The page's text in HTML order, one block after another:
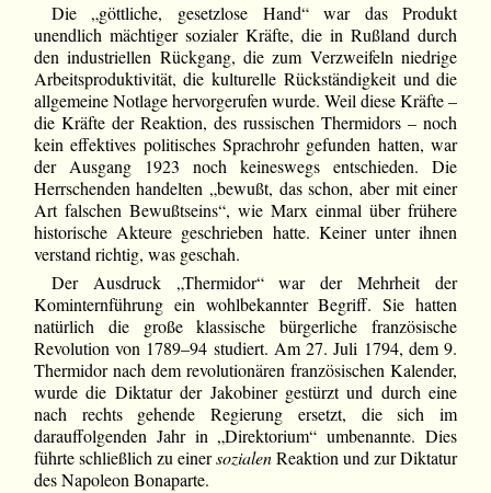
Die „göttliche, gesetzlose Hand“ war das Produkt
unendlich mächtiger sozialer Kräfte, die in Rußland durch
den industriellen Rückgang, die zum Verzweifeln niedrige
Arbeitsproduktivität, die kulturelle Rückständigkeit und die
allgemeine Notlage hervorgerufen wurde. Weil diese Kräfte –
die Kräfte der Reaktion, des russischen Thermidors – noch
kein effektives politisches Sprachrohr gefunden hatten, war
der Ausgang 1923 noch keineswegs entschieden. Die
Herrschenden handelten „bewußt, das schon, aber mit einer
Art falschen Bewußtseins“, wie Marx einmal über frühere
historische Akteure geschrieben hatte. Keiner unter ihnen
verstand richtig, was geschah.
Der Ausdruck „Thermidor“ war der Mehrheit der
Kominternführung ein wohlbekannter Begriff. Sie hatten
natürlich die große klassische bürgerliche französische
Revolution von 1789–94 studiert. Am 27. Juli 1794, dem 9.
Thermidor nach dem revolutionären französischen Kalender,
wurde die Diktatur der Jakobiner gestürzt und durch eine
nach rechts gehende Regierung ersetzt, die sich im
darauffolgenden Jahr in „Direktorium“ umbenannte. Dies
führte schließlich zu einersozialenReaktion und zur Diktatur
des Napoleon Bonaparte.